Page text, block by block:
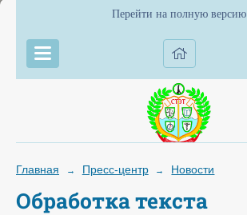
Перейти на полную версию
Главная → Пресс-центр → Новости
Обработка текста